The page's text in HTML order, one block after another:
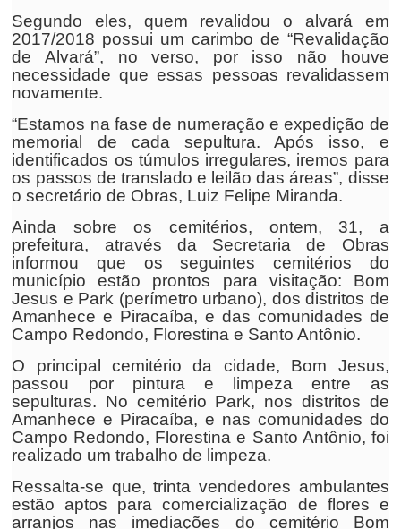
Segundo eles, quem revalidou o alvará em
2017/2018 possui um carimbo de “Revalidação
de Alvará”, no verso, por isso não houve
necessidade que essas pessoas revalidassem
novamente.
“Estamos na fase de numeração e expedição de
memorial de cada sepultura. Após isso, e
identificados os túmulos irregulares, iremos para
os passos de translado e leilão das áreas”, disse
o secretário de Obras, Luiz Felipe Miranda.
Ainda sobre os cemitérios, ontem, 31, a
prefeitura, através da Secretaria de Obras
informou que os seguintes cemitérios do
município estão prontos para visitação: Bom
Jesus e Park (perímetro urbano), dos distritos de
Amanhece e Piracaíba, e das comunidades de
Campo Redondo, Florestina e Santo Antônio.
O principal cemitério da cidade, Bom Jesus,
passou por pintura e limpeza entre as
sepulturas. No cemitério Park, nos distritos de
Amanhece e Piracaíba, e nas comunidades do
Campo Redondo, Florestina e Santo Antônio, foi
realizado um trabalho de limpeza.
Ressalta-se que, trinta vendedores ambulantes
estão aptos para comercialização de flores e
arranjos nas imediações do cemitério Bom